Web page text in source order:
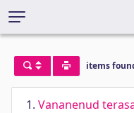
items
1. Vananenud